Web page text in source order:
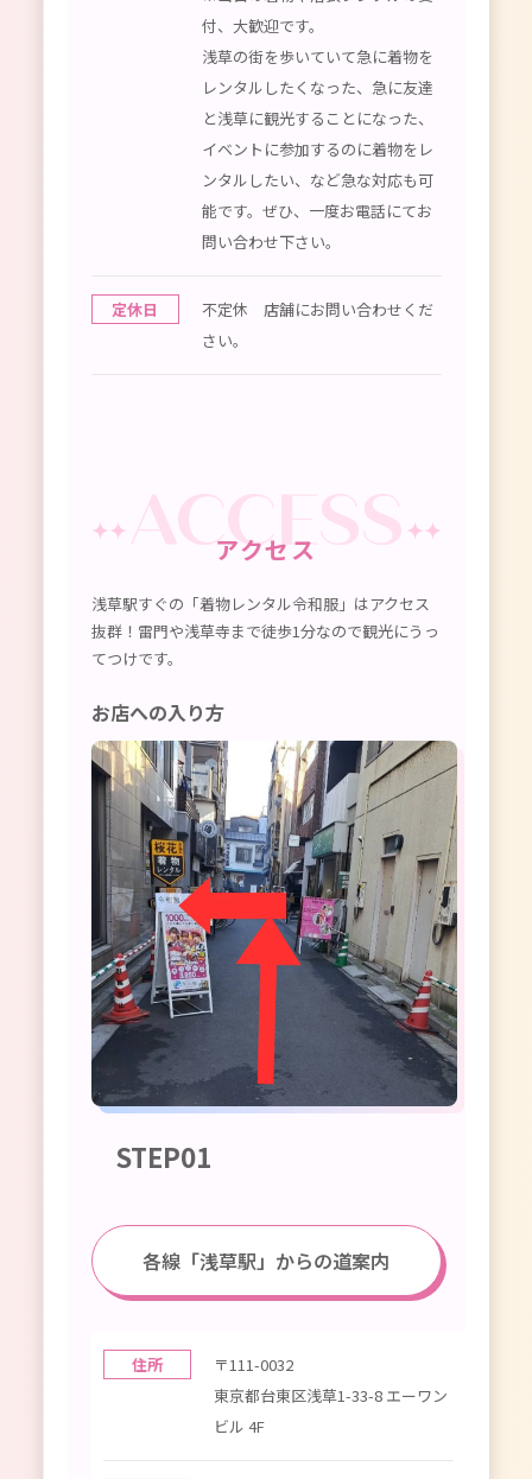
付、大歓迎です。
浅草の街を歩いていて急に着物を
レンタルしたくなった、急に友達
と浅草に観光することになった、
イベントに参加するのに着物をレ
ンタルしたい、など急な対応も可
能です。ぜひ、一度お電話にてお
問い合わせ下さい。
定休日
不定休 店舗にお問い合わせくだ
さい。
アクセス
浅草駅すぐの「着物レンタル令和服」はアクセス
抜群！雷門や浅草寺まで徒歩1分なので観光にうっ
てつけです。
お店への入り方
STEP01
各線「浅草駅」からの道案内
住所
〒111-0032
東京都台東区浅草1-33-8 エーワン
ビル 4F